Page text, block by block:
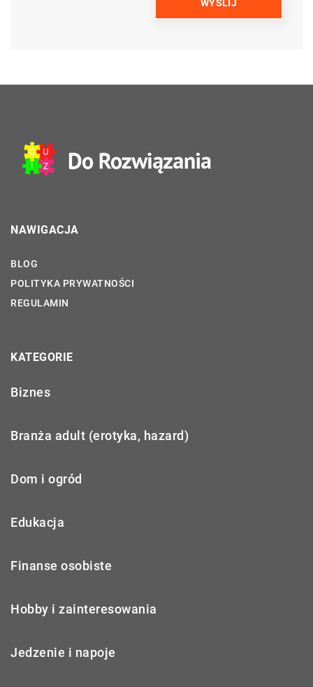
NAWIGACJA
BLOG
POLITYKA PRYWATNOŚCI
REGULAMIN
KATEGORIE
Biznes
Branża adult (erotyka, hazard)
Dom i ogród
Edukacja
Finanse osobiste
Hobby i zainteresowania
Jedzenie i napoje